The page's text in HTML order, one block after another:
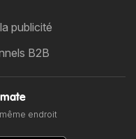
publicité
B2B
endroit